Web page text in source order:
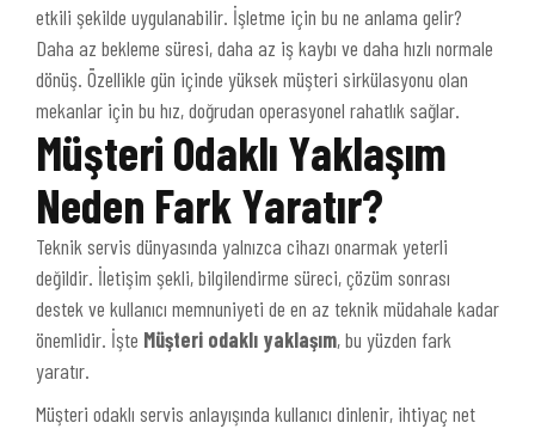
etkili şekilde uygulanabilir. İşletme için bu ne anlama gelir?
Daha az bekleme süresi, daha az iş kaybı ve daha hızlı normale
dönüş. Özellikle gün içinde yüksek müşteri sirkülasyonu olan
mekanlar için bu hız, doğrudan operasyonel rahatlık sağlar.
Müşteri Odaklı Yaklaşım
Neden Fark Yaratır?
Teknik servis dünyasında yalnızca cihazı onarmak yeterli
değildir. İletişim şekli, bilgilendirme süreci, çözüm sonrası
destek ve kullanıcı memnuniyeti de en az teknik müdahale kadar
önemlidir. İşte Müşteri odaklı yaklaşım, bu yüzden fark
yaratır.
Müşteri odaklı servis anlayışında kullanıcı dinlenir, ihtiyaç net